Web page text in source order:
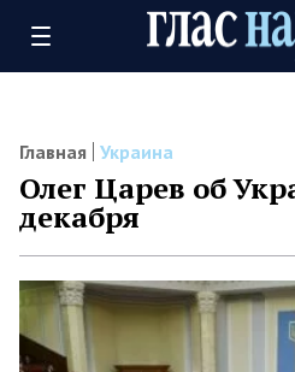
Главная Украина
Олег Царев об
декабря